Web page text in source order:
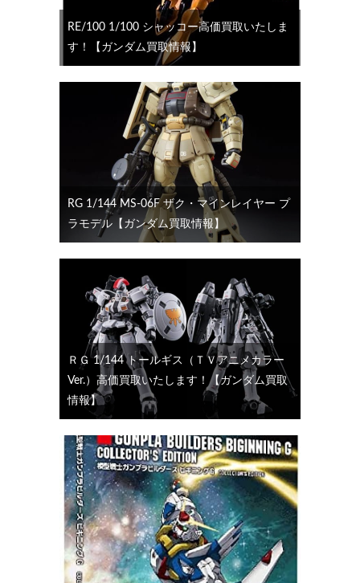
RE/100 1/100 シャッコー高価買取いたしま
す！【ガンダム買取情報】
RG 1/144 MS-06F ザク・マインレイヤー プ
ラモデル【ガンダム買取情報】
ＲＧ 1/144 トールギス（ＴＶアニメカラー
Ver.）高価買取いたします！【ガンダム買取
情報】